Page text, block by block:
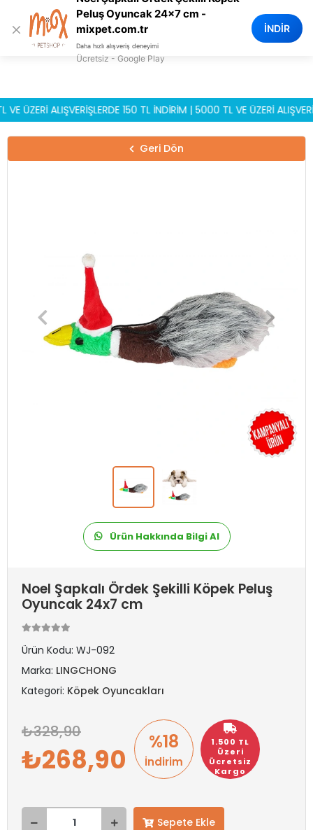
ALIŞVERİŞLERDE 150 TL İNDİRİM | 5000 TL VE ÜZERİ
0
Geri Dön
Ürün Hakkında Bilgi Al
Noel Şapkalı Ördek Şekilli Köpek Peluş
Oyuncak 24x7 cm
Ürün Kodu: WJ-092
Marka: LINGCHONG
Kategori: Köpek Oyuncakları
1.500 TL
Üzeri
Ücretsiz
Kargo
%18
İndirim
328,90
268,90
Sepete Ekle
×
Peluş Oyuncak 24x7 cm -
mixpet.com.tr
Daha hızlı alışveriş deneyimi
Ücretsiz - Google Play
İNDİR